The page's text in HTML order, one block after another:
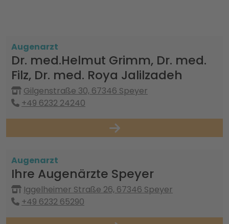
Augenarzt
Dr. med.Helmut Grimm, Dr. med.
Filz, Dr. med. Roya Jalilzadeh
Gilgenstraße 30, 67346 Speyer
+49 6232 24240
Augenarzt
Ihre Augenärzte Speyer
Iggelheimer Straße 26, 67346 Speyer
+49 6232 65290